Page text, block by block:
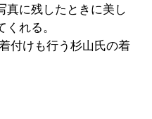
真に残したときに美し
れる。
付けも行う杉山氏の着